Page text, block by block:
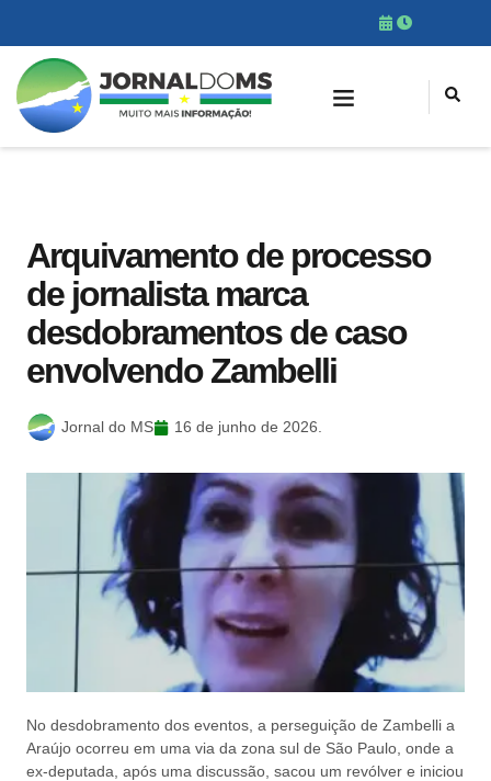
Arquivamento de processo
de jornalista marca
desdobramentos de caso
envolvendo Zambelli
Jornal do MS 16 de junho de 2026.
No desdobramento dos eventos, a perseguição de Zambelli a
Araújo ocorreu em uma via da zona sul de São Paulo, onde a
ex-deputada, após uma discussão, sacou um revólver e iniciou